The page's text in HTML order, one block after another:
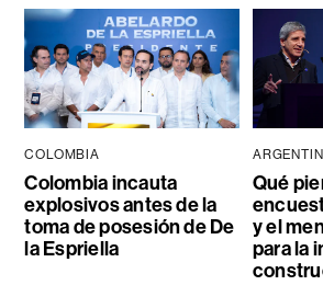
COLOMBIA
Colombia incauta
explosivos antes de la
toma de posesión de De
la Espriella
Qué
y el
para la